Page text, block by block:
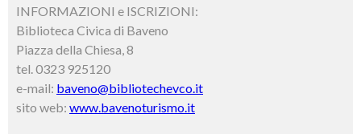
INFORMAZIONI e ISCRIZIONI:
Biblioteca Civica di Baveno
Piazza della Chiesa, 8
tel. 0323 925120
e-mail: baveno@bibliotechevco.it
sito web: www.bavenoturismo.it